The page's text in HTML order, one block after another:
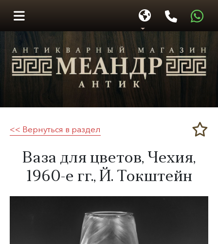
Меандр-Антик
<< Вернуться в раздел
Ваза для цветов, Чехия,
1960-е гг., Й. Токштейн